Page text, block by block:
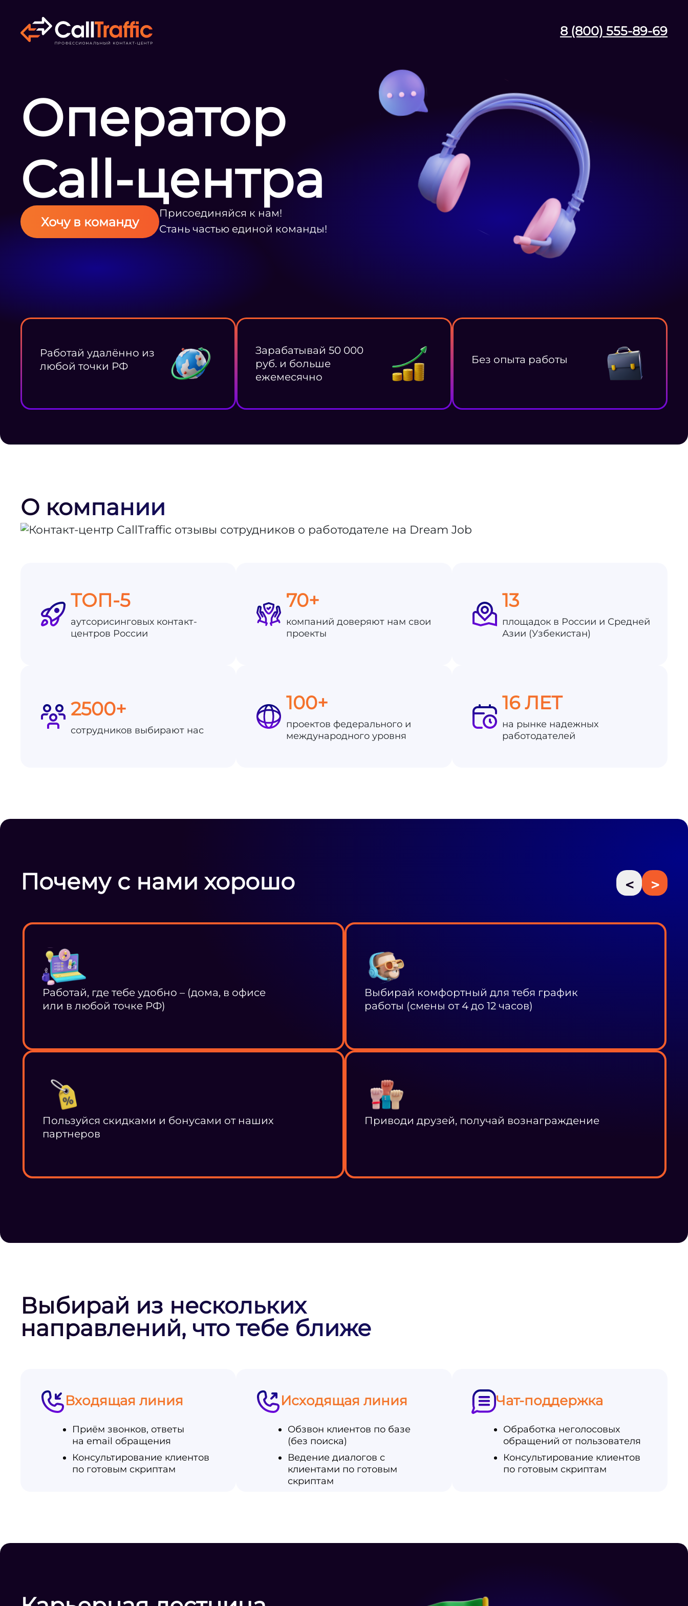
8 (800) 555-89-69
Оператор
Call-центра
Хочу в команду
Присоединяйся к нам!
Стань частью единой команды!
Работай удалённо из
любой точки РФ
Зарабатывай 50 000
руб. и больше
ежемесячно
Без опыта работы
О компании
ТОП-5
аутсорисинговых контакт-
центров России
70+
компаний доверяют нам свои
проекты
13
площадок в России и Средней
Азии (Узбекистан)
2500+
сотрудников выбирают нас
100+
проектов федерального и
международного уровня
16 ЛЕТ
на рынке надежных
работодателей
Почему с нами хорошо < >
Работай, где тебе удобно – (дома, в офисе
или в любой точке РФ)
Выбирай комфортный для тебя график
работы (смены от 4 до 12 часов)
Пользуйся скидками и бонусами от наших
партнеров
Приводи друзей, получай вознаграждение
Выбирай из нескольких
направлений, что тебе ближе
Входящая линия
Приём звонков, ответы
на email обращения
Консультирование клиентов
по готовым скриптам
Исходящая линия
Обзвон клиентов по базе
(без поиска)
Ведение диалогов с
клиентами по готовым
скриптам
Чат-поддержка
Обработка неголосовых
обращений от пользователя
Консультирование клиентов
по готовым скриптам